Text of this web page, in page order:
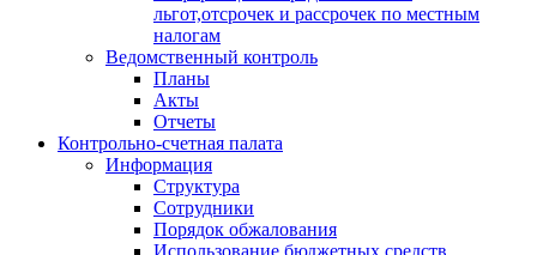
льгот,отсрочек и рассрочек по местным
налогам
Ведомственный контроль
Планы
Акты
Отчеты
Контрольно-счетная палата
Информация
Структура
Сотрудники
Порядок обжалования